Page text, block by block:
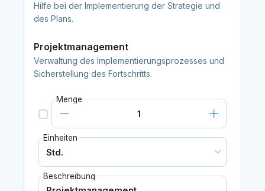
Hilfe bei der Implementierung der Strategie und
des Plans.
Projektmanagement
Verwaltung des Implementierungsprozesses und
Sicherstellung des Fortschritts.
Menge
Einheiten
Beschreibung